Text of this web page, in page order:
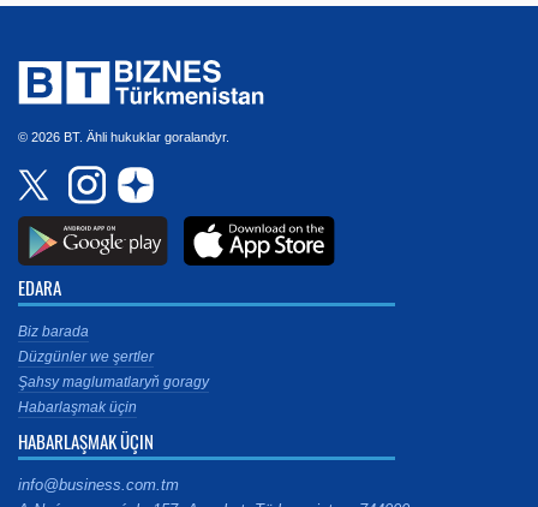
© 2026 BT. Ähli hukuklar goralandyr.
EDARA
Biz barada
Düzgünler we şertler
Şahsy maglumatlaryň goragy
Habarlaşmak üçin
HABARLAŞMAK ÜÇIN
info@business.com.tm